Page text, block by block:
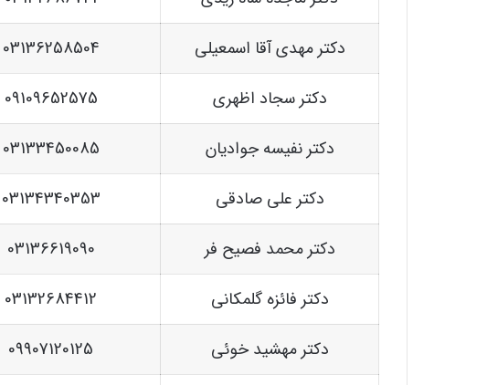
دکتر مهدی آقا اسمعیلی
03136258504
دکتر سجاد اظهری
09109652575
دکتر نفیسه جوادیان
03133450085
دکتر علی صادقی
03134340353
دکتر محمد فصیح فر
03136619090
دکتر فائزه گلمکانی
03132684412
دکتر مهشید خوئی
09907120125